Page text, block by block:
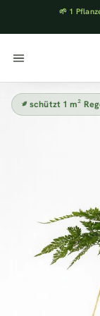
🌱 1
schützt 1 m²